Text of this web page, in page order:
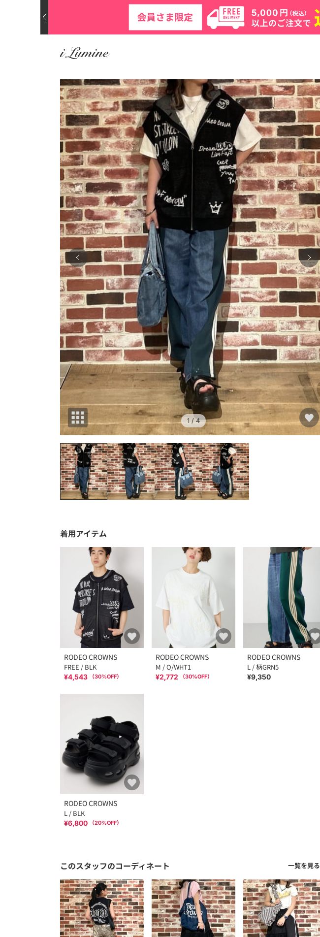
1 / 4
着用アイテム
RODEO CROWNS
FREE / BLK
¥4,543 （30%OFF）
RODEO CROWNS
M / O/WHT1
¥2,772 （30%OFF）
RODEO CROWNS
L / 柄GRN5
¥9,350
RODEO CROWNS
L / BLK
¥6,800 （20%OFF）
このスタッフのコーディネート 一覧を見る